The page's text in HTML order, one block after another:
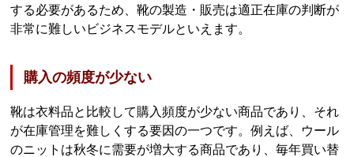
する必要があるため、靴の製造・販売は適正在庫の判断が
非常に難しいビジネスモデルといえます。
購入の頻度が少ない
靴は衣料品と比較して購入頻度が少ない商品であり、それ
が在庫管理を難しくする要因の一つです。例えば、ウール
のニットは秋冬に需要が増大する商品であり、毎年買い替